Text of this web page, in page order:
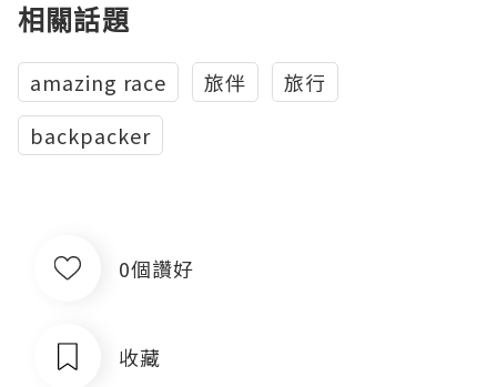
相關話題
amazing race 旅伴
旅行
backpacker
0個讚好
收藏